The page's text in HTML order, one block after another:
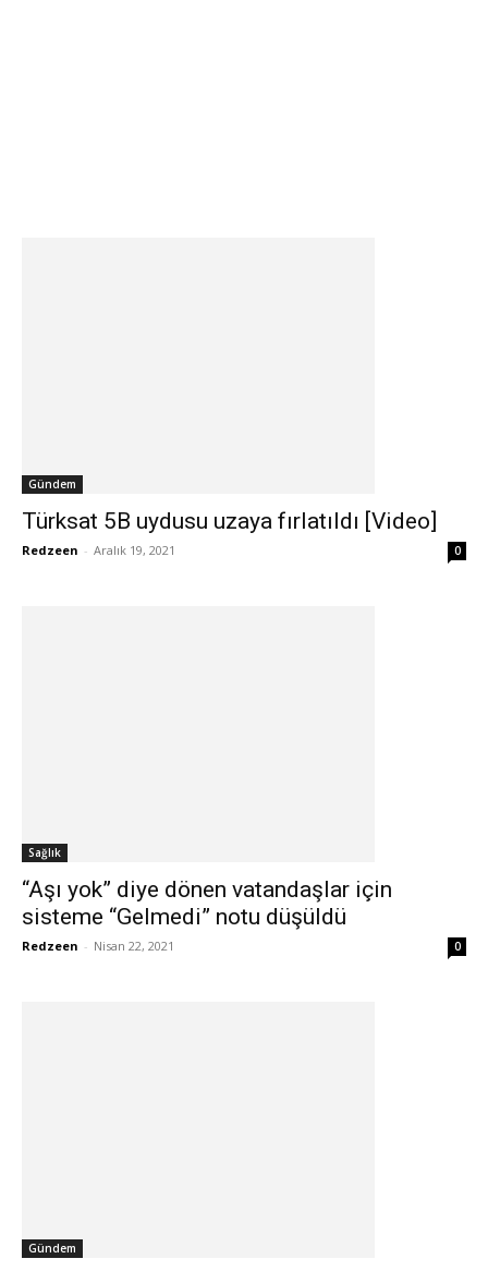
Gündem
Türksat 5B uydusu uzaya fırlatıldı [Video]
Redzeen - Aralık 19, 2021 0
Sağlık
“Aşı yok” diye dönen vatandaşlar için
sisteme “Gelmedi” notu düşüldü
Redzeen - Nisan 22, 2021 0
Gündem